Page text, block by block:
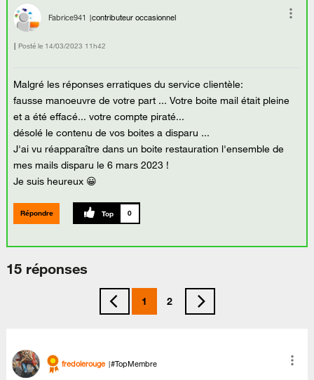
Fabrice941 contributeur occasionnel
Posté le ‎14/03/2023 11h42
Malgré les réponses erratiques du service clientèle:
fausse manoeuvre de votre part ... Votre boite mail était pleine
et a été effacé... votre compte piraté...
désolé le contenu de vos boites a disparu ...
J'ai vu réapparaître dans un boite restauration l'ensemble de
mes mails disparu le 6 mars 2023 !
Je suis heureux 😀
Répondre 0
15 réponses
1 2
fredolerouge #TopMembre